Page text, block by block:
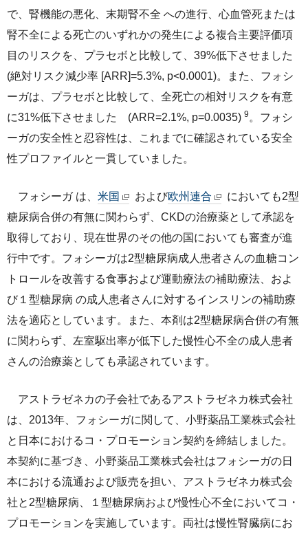
で、腎機能の悪化、末期腎不全 への進行、心血管死または
腎不全による死亡のいずれかの発生による複合主要評価項
目のリスクを、プラセボと比較して、39%低下させました
(絶対リスク減少率 [ARR]=5.3%, p<0.0001)。また、フォシ
ーガは、プラセボと比較して、全死亡の相対リスクを有意
に31%低下させました (ARR=2.1%, p=0.0035) 9 。フォシ
ーガの安全性と忍容性は、これまでに確認されている安全
性プロファイルと一貫していました。
フォシーガ は、 米国 および欧州連合
においても2型
糖尿病合併の有無に関わらず、CKDの治療薬として承認を
取得しており、現在世界のその他の国においても審査が進
行中です。フォシーガは2型糖尿病成人患者さんの血糖コン
トロールを改善する食事および運動療法の補助療法、およ
び１型糖尿病 の成人患者さんに対するインスリンの補助療
法を適応としています。また、本剤は2型糖尿病合併の有無
に関わらず、左室駆出率が低下した慢性心不全の成人患者
さんの治療薬としても承認されています。
アストラゼネカの子会社であるアストラゼネカ株式会社
は、2013年、フォシーガに関して、小野薬品工業株式会社
と日本におけるコ・プロモーション契約を締結しました。
本契約に基づき、小野薬品工業株式会社はフォシーガの日
本における流通および販売を担い、アストラゼネカ株式会
社と2型糖尿病、１型糖尿病および慢性心不全においてコ・
プロモーションを実施しています。両社は慢性腎臓病にお